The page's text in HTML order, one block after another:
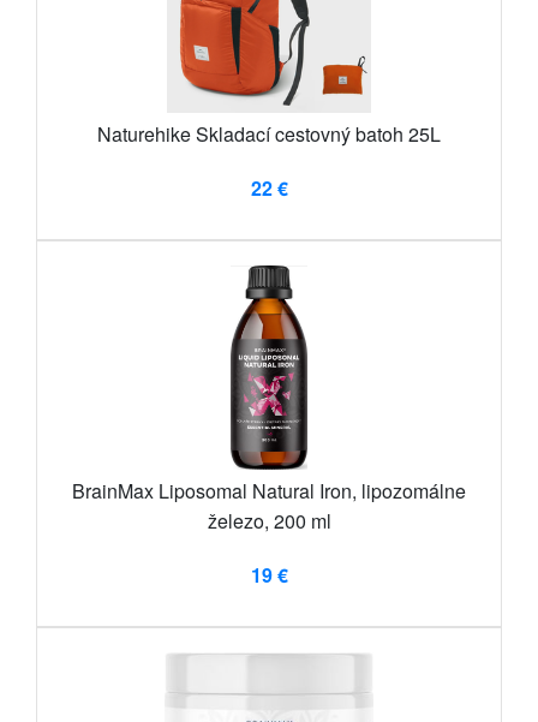
Naturehike Skladací cestovný batoh 25L
22 €
BrainMax Liposomal Natural Iron, lipozomálne
železo, 200 ml
19 €